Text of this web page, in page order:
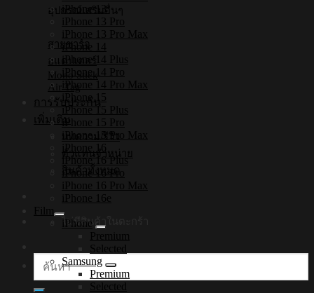
อุปกรณ์เสริมอื่นๆ
สายชาร์จ
อแดปเตอร์
Mono Stick
Air Tag
การรับประกัน
เพิ่มเติม
บทความ/รีวิว
ตัวแทนจำหน่าย
สินค้าทั้งหมด
ไม่มีสินค้าในตะกร้า
ค้นหา:
iPhone 13
iPhone 13 Pro
iPhone 13 Pro Max
iPhone 14
iPhone 14 Plus
iPhone 14 Pro
iPhone 14 Pro Max
iPhone 15
iPhone 15 Plus
iPhone 15 Pro
iPhone 15 Pro Max
iPhone 16
iPhone 16 Plus
iPhone 16 Pro
iPhone 16 Pro Max
iPhone 16e
Film
iPhone
Premium
Selected
Samsung
Premium
Selected